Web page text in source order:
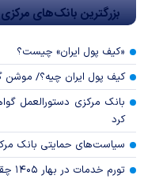
بزرگترین بانک‌های
«کیف پول ایران» چیست؟
کیف پول ایران چیه؟/ موشن
بانک مرکزی دستورالعمل
کرد
سیاست‌های حمایتی بانک
تورم خدمات در بهار ۱۴۰۵ چقدر شد؟